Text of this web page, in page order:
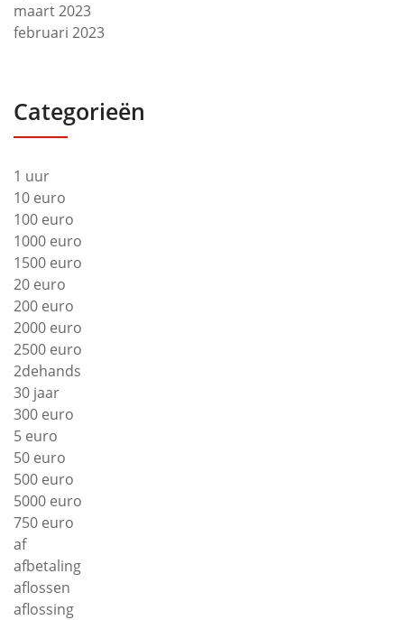
maart 2023
februari 2023
Categorieën
1 uur
10 euro
100 euro
1000 euro
1500 euro
20 euro
200 euro
2000 euro
2500 euro
2dehands
30 jaar
300 euro
5 euro
50 euro
500 euro
5000 euro
750 euro
af
afbetaling
aflossen
aflossing